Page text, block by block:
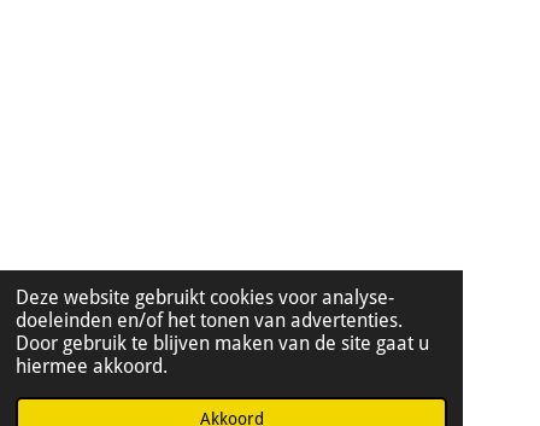
Deze website gebruikt cookies voor analyse-
doeleinden en/of het tonen van advertenties.
Door gebruik te blijven maken van de site gaat u
hiermee akkoord.
Akkoord